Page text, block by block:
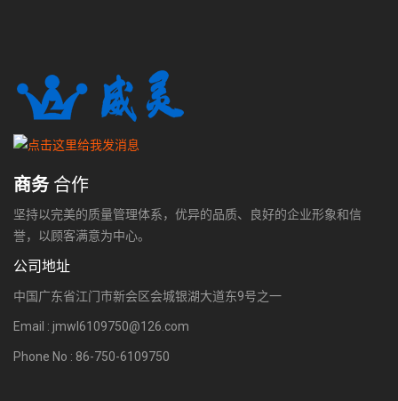
商务合作
坚持以完美的质量管理体系，优异的品质、良好的企业形象和信
誉，以顾客满意为中心。
公司地址
中国广东省江门市新会区会城银湖大道东9号之一
Email : jmwl6109750@126.com
Phone No : 86-750-6109750